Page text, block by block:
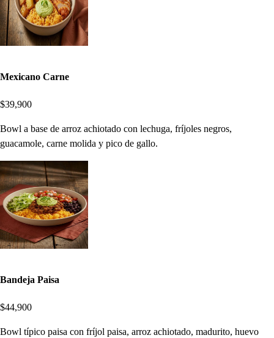
Mexicano Carne
$39,900
Bowl a base de arroz achiotado con lechuga, fríjoles negros,
guacamole, carne molida y pico de gallo.
Bandeja Paisa
$44,900
Bowl típico paisa con fríjol paisa, arroz achiotado, madurito, huevo